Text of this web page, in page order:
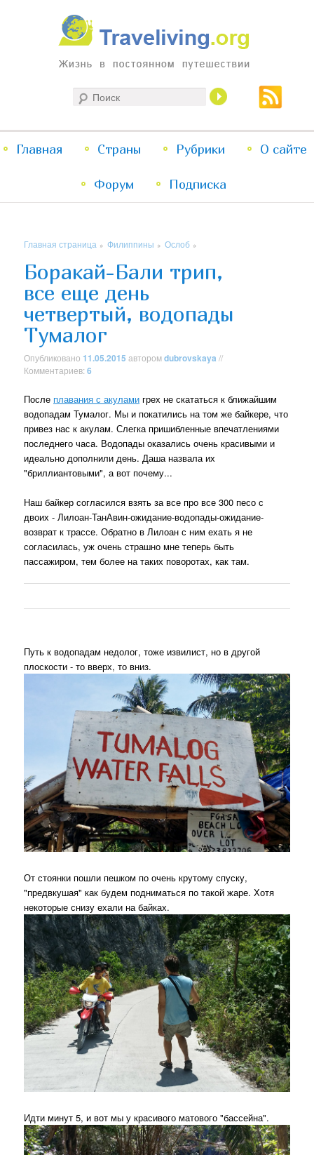
Traveliving
Жизнь в постоянном путешествии
меню
Перейти
к
Перейти
к
Главная Страны Рубрики О сайте
Форум Подписка
Главная страница »Филиппины »Ослоб »
Боракай-Бали трип,
все еще день
четвертый, водопады
Тумалог
Опубликовано 11.05.2015 авторомdubrovskaya //
Комментариев:6
После плавания с акулами грех не скататься к ближайшим
водопадам Тумалог. Мы и покатились на том же байкере, что
привез нас к акулам. Слегка пришибленные впечатлениями
последнего часа. Водопады оказались очень красивыми и
идеально дополнили день. Даша назвала их
"бриллиантовыми", а вот почему...
Наш байкер согласился взять за все про все 300 песо с
двоих - Лилоан-ТанАвин-ожидание-водопады-ожидание-
возврат к трассе. Обратно в Лилоан с ним ехать я не
согласилась, уж очень страшно мне теперь быть
пассажиром, тем более на таких поворотах, как там.
Путь к водопадам недолог, тоже извилист, но в другой
плоскости - то вверх, то вниз.
От стоянки пошли пешком по очень крутому спуску,
"предвкушая" как будем подниматься по такой жаре. Хотя
некоторые снизу ехали на байках.
Идти минут 5, и вот мы у красивого матового "бассейна".